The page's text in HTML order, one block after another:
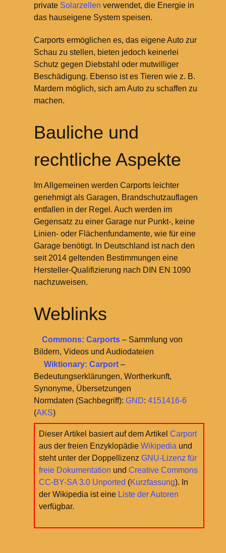
private Solarzellen verwendet, die Energie in
das hauseigene System speisen.
Carports ermöglichen es, das eigene Auto zur
Schau zu stellen, bieten jedoch keinerlei
Schutz gegen Diebstahl oder mutwilliger
Beschädigung. Ebenso ist es Tieren wie z. B.
Mardern möglich, sich am Auto zu schaffen zu
machen.
Bauliche und
rechtliche Aspekte
Im Allgemeinen werden Carports leichter
genehmigt als Garagen, Brandschutzauflagen
entfallen in der Regel. Auch werden im
Gegensatz zu einer Garage nur Punkt-, keine
Linien- oder Flächenfundamente, wie für eine
Garage benötigt. In Deutschland ist nach den
seit 2014 geltenden Bestimmungen eine
Hersteller-Qualifizierung nach DIN EN 1090
nachzuweisen.
Weblinks
Commons: Carports– Sammlung von
Bildern, Videos und Audiodateien
Wiktionary: Carport–
Bedeutungserklärungen, Wortherkunft,
Synonyme, Übersetzungen
Normdaten (Sachbegriff): GND: 4151416-6
(AKS)
Dieser Artikel basiert auf dem Artikel Carport
aus der freien Enzyklopädie Wikipedia und
steht unter der Doppellizenz GNU-Lizenz für
freie Dokumentation und Creative Commons
CC-BY-SA 3.0 Unported (Kurzfassung). In
der Wikipedia ist eine Liste der Autoren
verfügbar.